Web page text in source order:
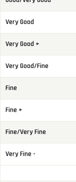
Very Good
Very Good +
Very Good/Fine
Fine
Fine +
Fine/Very Fine
Very Fine -